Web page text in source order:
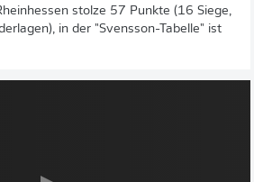
stolze 57 Punkte (16 Siege,
in der "Svensson-Tabelle" ist